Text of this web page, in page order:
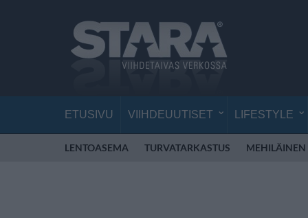
ETUSIVU VIIHDEUUTISET LIFESTYLE
LENTOASEMA TURVATARKASTUS MEHILÄINEN